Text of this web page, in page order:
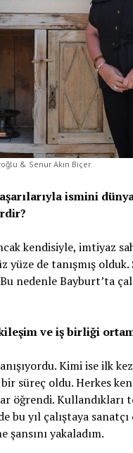
& Senur Akın Biçer
ismini
kendisiyle, imtiyaz
de tanışmış
nedenle Bayburt’ta
ve iş birliği
Kimi ise ilk
süreç oldu. Herkes
öğrendi. Kullandıkları
yıl çalıştaya
yakaladım.